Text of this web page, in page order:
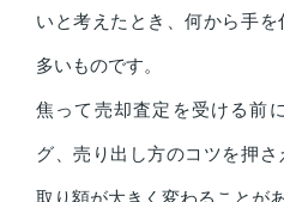
いと考えたとき、何から手
多いものです。
焦って売却査定を受ける前
グ、売り出し方のコツを押